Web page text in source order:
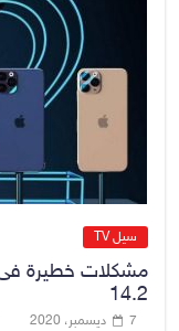
سيل TV
14.2
7 ديسمبر، 2020